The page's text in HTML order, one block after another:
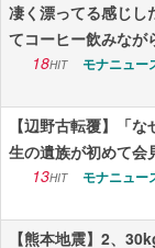
凄く漂ってる感じ
てコーヒー飲みなが
18HIT モナニュー
【辺野古転覆】「
生の遺族が初めて会
13HIT モナニュー
【熊本地震】2、